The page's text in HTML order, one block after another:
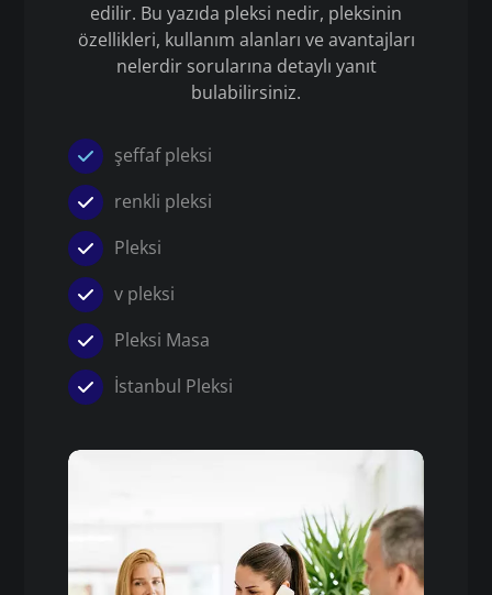
edilir. Bu yazıda pleksi nedir, pleksinin
özellikleri, kullanım alanları ve avantajları
nelerdir sorularına detaylı yanıt
bulabilirsiniz.
şeffaf pleksi
renkli pleksi
Pleksi
v pleksi
Pleksi Masa
İstanbul Pleksi